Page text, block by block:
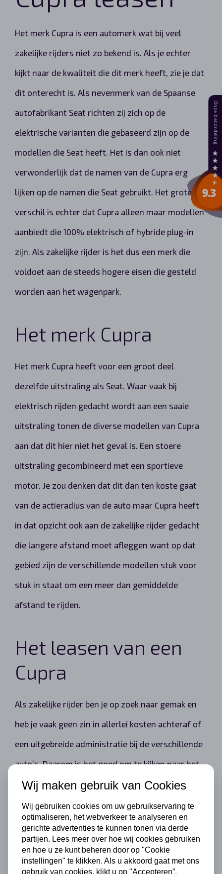
Het merk Cupra is een automerk wat bij veel
zakelijke rijders niet zo bekend is. Als je echter
kijkt naar de kwaliteit die dit merk heeft, zie je dat
dit onterecht is. Als nevenmerk van de Spaanse
autofabrikant Seat richten zij zich op de
elektrische varianten die gebaseerd zijn op de
modellen die Seat heeft. Het is dan ook niet
verwonderlijk dat de namen van de Cupra erg
lijken op de namen die Seat gebruikt. Het grote
verschil is echter dat Cupra alleen maar modellen
aanbiedt die 100% elektrisch of hybride plug-in
zijn. Als zakelijke rijder is het dus een merk die
voldoet aan de steeds hogere eisen die gesteld
worden aan het wagenpark.
Het merk Cupra
Het merk Cupra heeft voor een groot deel
dezelfde uitstraling als Seat. Waar vaak bij
elektrisch rijden gedacht wordt aan een saaie
uitstraling tonen de diverse modellen van Cupra
aan dat dit hier niet het geval is. Een stoere
uitstraling gecombineerd met een sportieve
motor. Je zou denken dat dit dan ten koste gaat
van de actieradius van de auto maar Cupra heeft
in dat opzicht ook aan de zakelijke rijder gedacht
die langere afstand moet afleggen want op dat
gebied zijn de verschillende modellen stuk voor
stuk in staat om een meer dan gemiddelde
afstand te rijden.
Het leasen van een
Cupra
Als zakelijke rijder ben je op zoek naar gemak en
heb je vaak geen zin in allerlei kosten achteraf of
een uitgebreide administratie bij de verschillende
auto’s. Daarom is het goed om te kijken naar het
leasen van een Cupra en de voordelen ervan.
Wat voor de meeste zakelijke rijders
aantrekkelijk is, is dat je een totaalprijs hebt.
Hierdoor heb je geen aparte facturen voor de
Wij maken gebruik van Cookies
Wij gebruiken cookies om uw gebruikservaring te
optimaliseren, het webverkeer te analyseren en
gerichte advertenties te kunnen tonen via derde
partijen. Lees meer over hoe wij cookies gebruiken
en hoe u ze kunt beheren door op "Cookie
instellingen" te klikken. Als u akkoord gaat met ons
gebruik van cookies, klikt u op "Accepteren”.